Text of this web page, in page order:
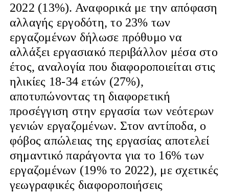
2022 (13%). Αναφορικά με την απόφαση
αλλαγής εργοδότη, το 23% των
εργαζομένων δήλωσε πρόθυμο να
αλλάξει εργασιακό περιβάλλον μέσα στο
έτος, αναλογία που διαφοροποιείται στις
ηλικίες 18-34 ετών (27%),
αποτυπώνοντας τη διαφορετική
προσέγγιση στην εργασία των νεότερων
γενιών εργαζομένων. Στον αντίποδα, ο
φόβος απώλειας της εργασίας αποτελεί
σημαντικό παράγοντα για το 16% των
εργαζομένων (19% το 2022), με σχετικές
γεωγραφικές διαφοροποιήσεις